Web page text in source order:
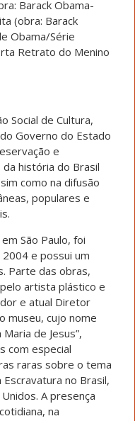
Barack Obama-
(obra: Barack
Obama/Série
Retrato do Menino
Social de Cultura,
Governo do Estado
e
história do Brasil
como na difusão
populares e
São Paulo, foi
e possui um
Parte das obras,
artista plástico e
e atual Diretor
museu, cujo nome
de Jesus”,
com especial
raras sobre o tema
no Brasil,
A presença
na